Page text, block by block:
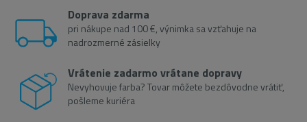
Doprava zdarma
pri nákupe nad 100 €, výnimka sa vzťahuje na
nadrozmerné zásielky
Vrátenie zadarmo vrátane dopravy
Nevyhovuje farba? Tovar môžete bezdôvodne vrátiť,
pošleme kuriéra